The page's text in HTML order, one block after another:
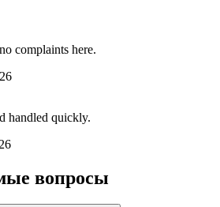
complaints here.
handled quickly.
вопросы